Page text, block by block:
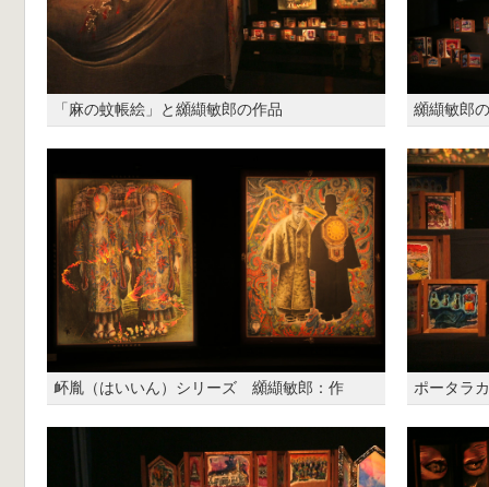
「麻の蚊帳絵」と纐纈敏郎の作品 纐纈敏郎
衃胤（はいいん）シリーズ 纐纈敏郎：作 ポータラ